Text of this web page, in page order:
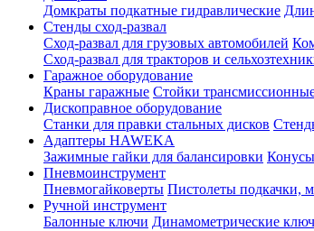
Домкраты подкатные гидравлические
Стенды сход-развал
Сход-развал для грузовых автомобилей
Сход-развал для тракторов и
Гаражное оборудование
Краны гаражные Стойки
Дископравное оборудование
Станки для правки стальных дисков
Адаптеры HAWEKA
Зажимные гайки для балансировки
Пневмоинструмент
Пневмогайковерты Пистолеты подкачки,
Ручной инструмент
Балонные ключи Динамометрические